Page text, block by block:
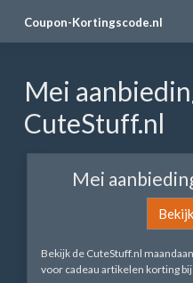
Coupon-Kortingscode.nl
Mei
CuteStuff.nl
Mei
Bekijk de CuteStuff.nl
voor cadeau artikelen korting